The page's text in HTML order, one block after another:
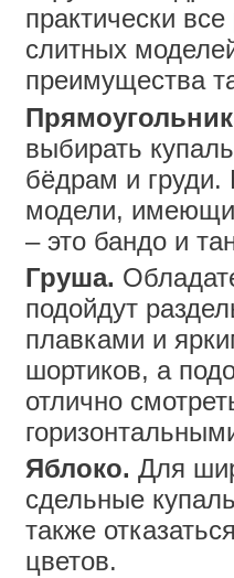
практически
слитных
преимущества
выбирать
бёдрам и груди.
модели,
– это бандо и
Груша.
подойдут
плавками и
шортиков, а
отлично
Яблоко. Для
сдельные
также
цветов.